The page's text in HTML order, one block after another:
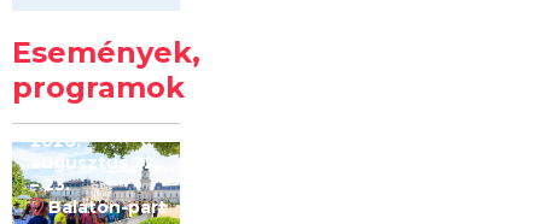
Események,
programok
Kilóméterek
2026
2026.
augusztus 22
– 23.
Balaton-part